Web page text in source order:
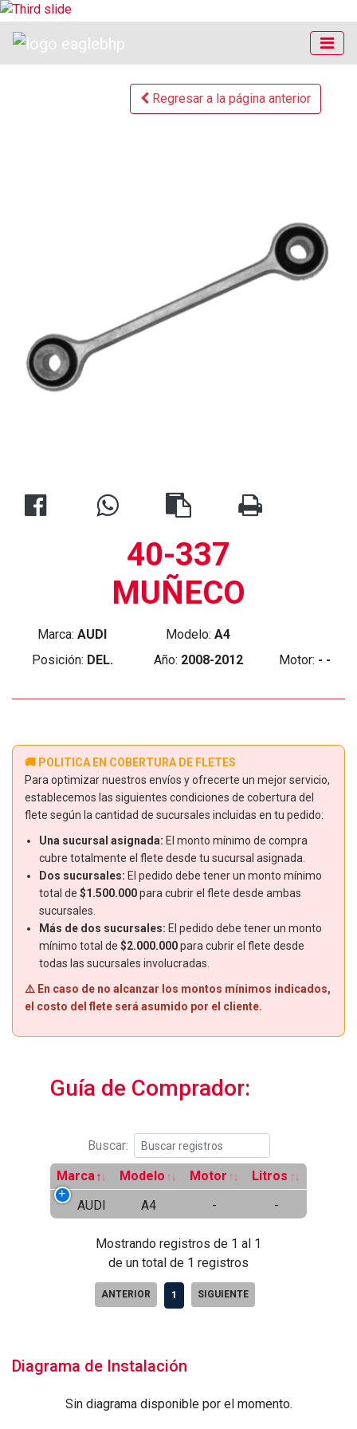
Regresar a la página anterior
40-337
MUÑECO
Marca: AUDI Modelo: A4
Posición: DEL. Año: 2008-2012 Motor: - -
🚚 POLITICA EN COBERTURA DE FLETES
Para optimizar nuestros envíos y ofrecerte un mejor servicio,
establecemos las siguientes condiciones de cobertura del
flete según la cantidad de sucursales incluidas en tu pedido:
Una sucursal asignada: El monto mínimo de compra
cubre totalmente el flete desde tu sucursal asignada.
Dos sucursales: El pedido debe tener un monto mínimo
total de $1.500.000para cubrir el flete desde ambas
sucursales.
Más de dos sucursales: El pedido debe tener un monto
mínimo total de $2.000.000para cubrir el flete desde
todas las sucursales involucradas.
⚠️ En caso de no alcanzar los montos mínimos indicados,
el costo del flete será asumido por el cliente.
Guía de Comprador:
Buscar:
Marca Modelo Motor
Litros
AUDI
A4 - -
Mostrando registros de 1 al 1
de un total de 1 registros
ANTERIOR 1 SIGUIENTE
Diagrama de Instalación
Sin diagrama disponible por el momento.